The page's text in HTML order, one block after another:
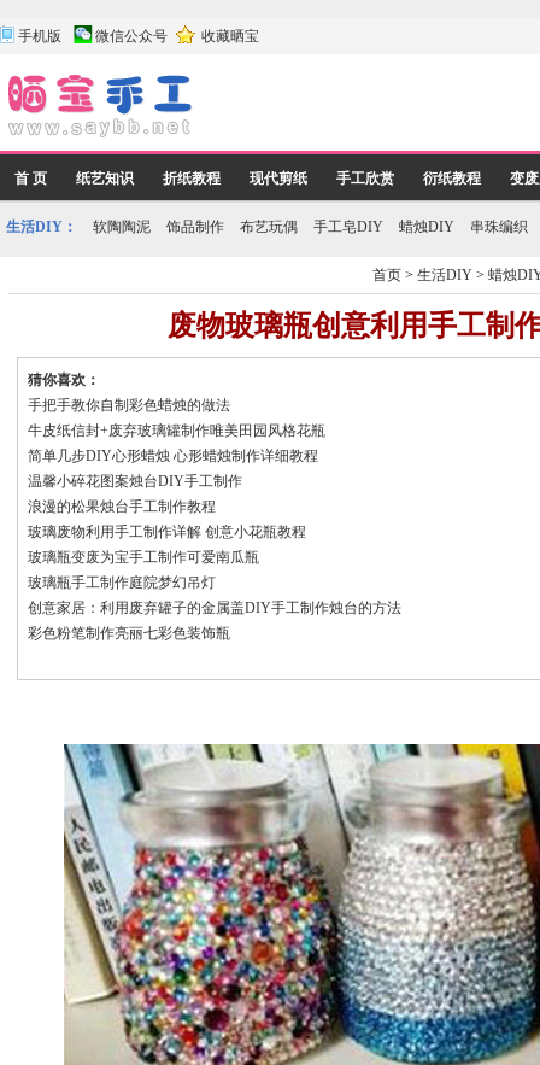
手机版 微信公众号 收藏晒宝
首 页 纸艺知识 折纸教程 现代剪纸 手工欣赏 衍纸教程 变
生活DIY： 软陶陶泥 饰品制作 布艺玩偶 手工皂DIY 蜡烛DIY 串珠编织
首页 >生活DIY >蜡烛
废物玻璃瓶创意利用手工制
猜你喜欢：
手把手教你自制彩色蜡烛的做法
牛皮纸信封+废弃玻璃罐制作唯美田园风格花瓶
简单几步DIY心形蜡烛 心形蜡烛制作详细教程
温馨小碎花图案烛台DIY手工制作
浪漫的松果烛台手工制作教程
玻璃废物利用手工制作详解 创意小花瓶教程
玻璃瓶变废为宝手工制作可爱南瓜瓶
玻璃瓶手工制作庭院梦幻吊灯
创意家居：利用废弃罐子的金属盖DIY手工制作烛台的方法
彩色粉笔制作亮丽七彩色装饰瓶